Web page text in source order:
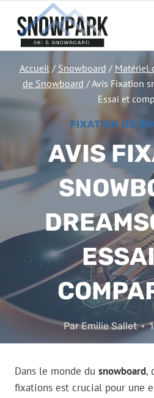
contenu
Accueil / Snowboard / Matériel
de Snowboard /Avis Fixation
Essai et
FIXATION DE
AVIS
ParEmilie Sallet
Dans le monde du snowboard,
fixations est crucial pour une